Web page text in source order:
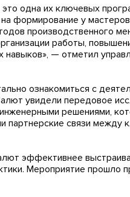
одна их ключевых
формирование у мастеров
производственного
работы,
навыков», — отметил
ознакомиться с
увидели передовое
решениями,
партнерские связи
эффективнее
Мероприятие прошло